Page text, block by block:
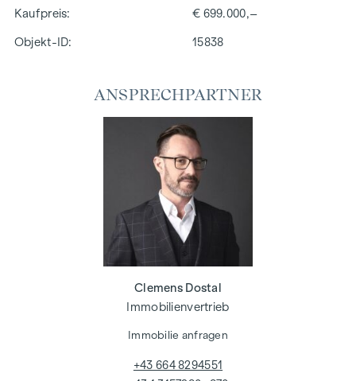
Kaufpreis
€ 699.000,–
Objekt-ID: 15838
ANSPRECHPARTNER
Clemens Dostal
Immobilienvertrieb
Immobilie anfragen
+43 664 8294551